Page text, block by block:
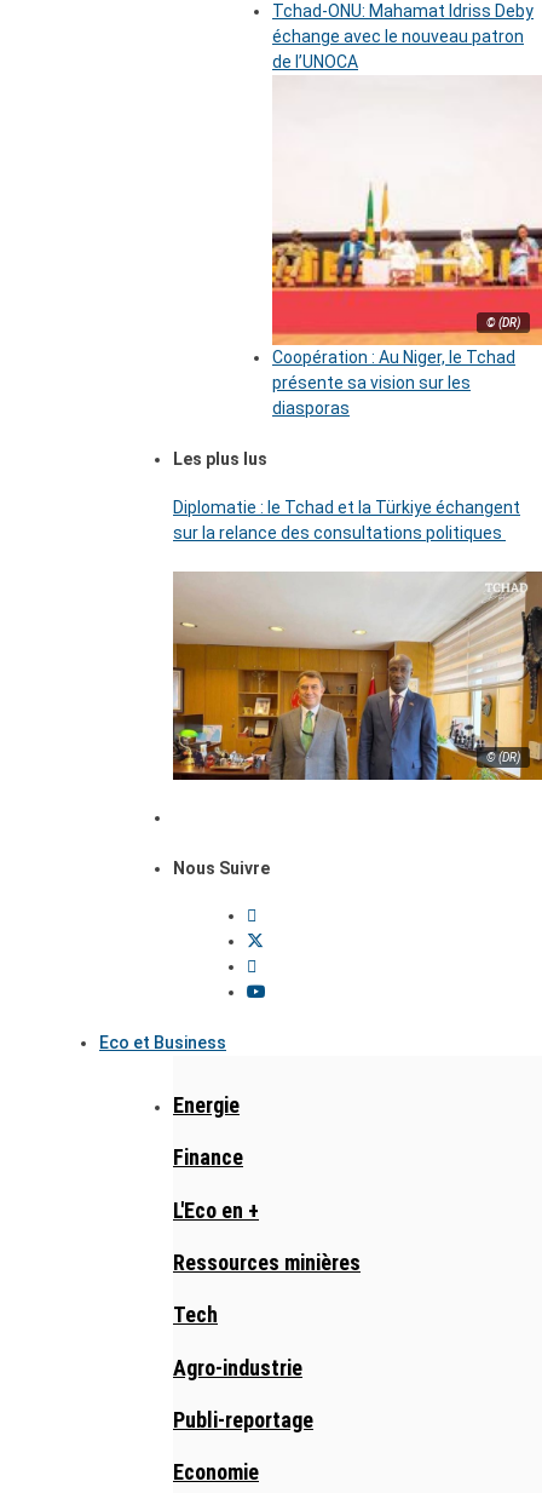
Tchad-ONU: Mahamat Idriss Deby
échange avec le nouveau patron
de l’UNOCA
© (DR)
Coopération : Au Niger, le Tchad
présente sa vision sur les
diasporas
Les plus lus
Diplomatie : le Tchad et la Türkiye échangent
sur la relance des consultations politiques
© (DR)
Nous Suivre
Eco et Business
Energie
Finance
L'Eco en +
Ressources minières
Tech
Agro-industrie
Publi-reportage
Economie